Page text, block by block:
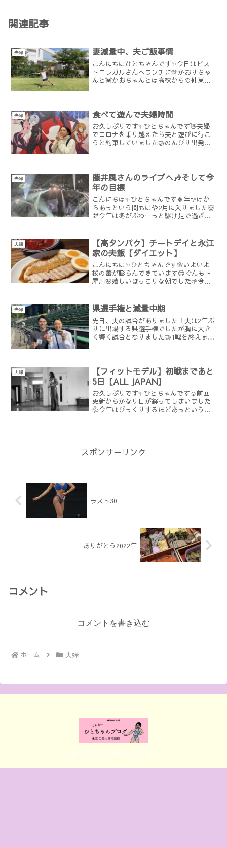
関連記事
夫婦 妻減量中、夫ご飯事情
こんにちはひとちゃんです✨今日はビス
トロレガルさんへランチに🫶かおりちゃ
んと💓かおちゃんとは高校からの仲💓石
さん...
夫婦 食べて遊んで夫婦時間
お久しぶりです✨ひとちゃんです👋夫婦
でコロナを乗り越えたら夫と遊びに行こ
うと約束していました🤝のんびり出発し
噌が効いていて最高！大王...
夫婦
藤井風さんのライブへ🎶そして今
年の目標
こんにちは✨ひとちゃんです🍀年明けか
らあっという間もはや2月に入りました👹
🫘今年は冬がぶわーっと駆け足で過ぎ去
てきました🥰🕊 🕊 🕊Fujii Kaze
“LOV...
夫婦
【高タンパク】チートデイと永江
家の夫飯【ダイエット】
こんにちは✨ひとちゃんです🌸いよいよ
桜の蕾が膨らんできています😊ぐんも～
犀川🌸嬉しいほっこりな朝でした🌱今週
気に気温があがりそうです🌸🍡先日はい
わゆるチートデイをしま...
夫婦 県選手権と減量中期
先日、夫の試合がありました！夫は2年ぶ
りに出場する県選手権でしたが胸に大き
く響く試合となりました🤝1戦を終えまだ
た🌜毎年...
夫婦
【フィットモデル】初戦まであと
5日【ALL JAPAN】
お久しぶりです✨ひとちゃんです☺️前回
更新からかなり日が経ってしまいました
💦今年はびっくりするほどあっという間
スポンサーリンク
ラスト30
ありがとう2022年
コメント
コメントを書き込む
ホーム 夫婦
© 2022 ひとちゃんブログ.